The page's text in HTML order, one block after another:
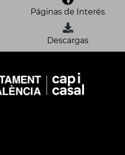
Páginas de Interés
Descargas